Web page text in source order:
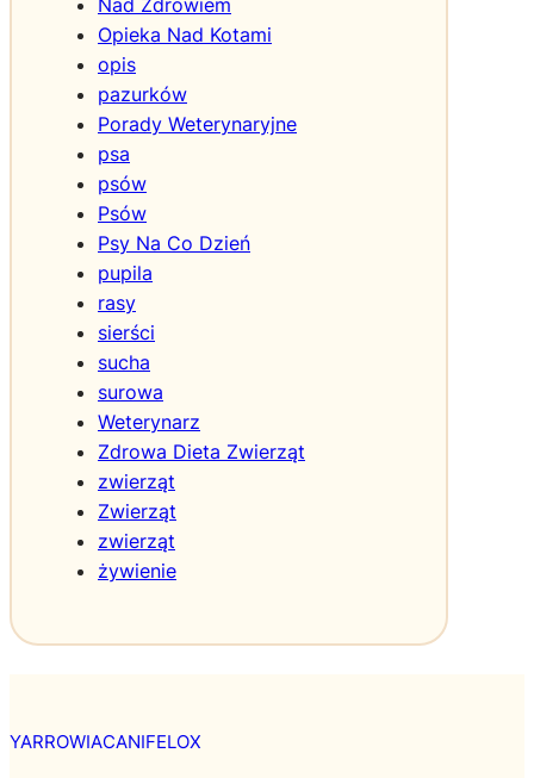
W
i
l
k
s
Opieka Nad Kotami
opis
pazurków
Porady Weterynaryjne
psa
psów
Psów
Psy Na Co Dzień
pupila
rasy
sierści
sucha
surowa
Weterynarz
Zdrowa Dieta Zwierząt
zwierząt
Zwierząt
zwierząt
żywienie
YARROWIACANIFELOX